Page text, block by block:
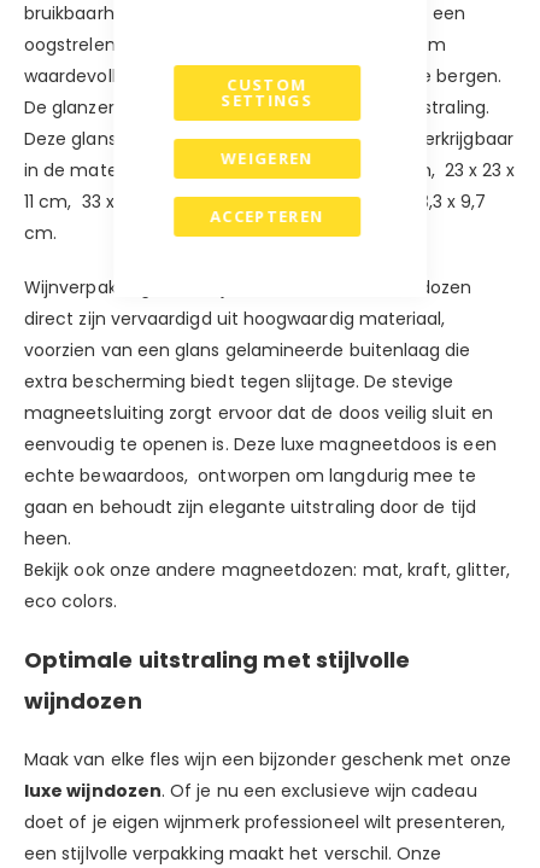
ACCEPTEREN
CUSTOM
SETTINGS
WEIGEREN
bruikbaarheid. Deze verfijnde doos is niet alleen een
oogstrelende geschenkdoos, maar ook ideaal om
waardevolle items veilig en georganiseerd op te bergen.
De glanzende afwerking zorgt voor een luxe uitstraling.
Deze glans gelamineerde magneetdozen zijn verkrijgbaar
in de maten: 14 x 14,5 x 5,7 cm., 22 x 16,5 x 3 cm, 23 x 23 x
11 cm, 33 x 10 x 10 cm, 35 x 25 x 10 cm, 42,5 x 33,3 x 9,7
cm.
Wijnverpakkingen en wijndozen van Geschenkdozen
direct zijn vervaardigd uit hoogwaardig materiaal,
voorzien van een glans gelamineerde buitenlaag die
extra bescherming biedt tegen slijtage. De stevige
magneetsluiting zorgt ervoor dat de doos veilig sluit en
eenvoudig te openen is. Deze luxe magneetdoos is een
echte bewaardoos, ontworpen om langdurig mee te
gaan en behoudt zijn elegante uitstraling door de tijd
heen.
Bekijk ook onze andere magneetdozen: mat, kraft,glitter,
eco colors.
Optimale uitstraling met stijlvolle
wijndozen
Maak van elke fles wijn een bijzonder geschenk met onze
luxe wijndozen. Of je nu een exclusieve wijn cadeau
doet of je eigen wijnmerk professioneel wilt presenteren,
een stijlvolle verpakking maakt het verschil. Onze